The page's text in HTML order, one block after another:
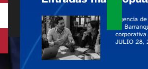
Agencia
en
JULIO 28,